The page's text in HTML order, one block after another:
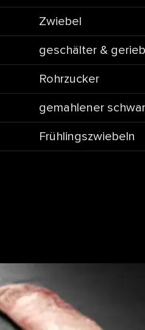
Zwiebel
geschälter &
Rohrzucker
gemahlener
Frühlingszwiebeln